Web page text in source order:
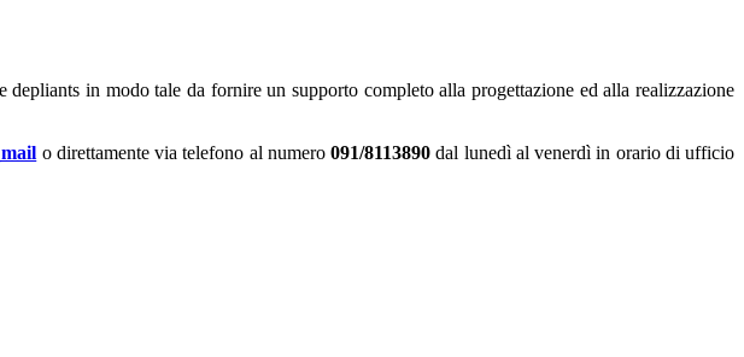
in modo tale da fornire un supporto completo alla progettazione ed alla realizzazione
o direttamente via telefono al numero 091/8113890 dal lunedì al venerdì in orario di ufficio